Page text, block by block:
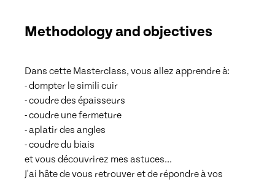
Methodology and objectives
Dans cette Masterclass, vous allez apprendre à:
- dompter le simili cuir
- coudre des épaisseurs
- coudre une fermeture
- aplatir des angles
- coudre du biais
et vous découvrirez mes astuces...
J'ai hâte de vous retrouver et de répondre à vos